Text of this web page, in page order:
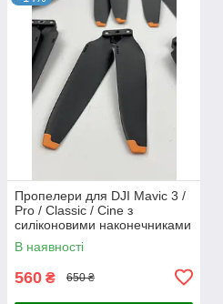
Пропелери для DJI Mavic 3 /
Pro / Classic / Cine з
силіконовими наконечниками
В наявності
560 ₴ 650 ₴